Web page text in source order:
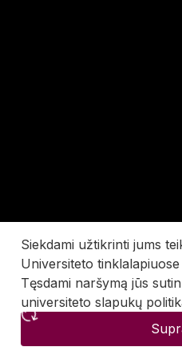
Siekdami užtikrinti jums
Universiteto
Tęsdami naršymą jūs
universiteto slapukų